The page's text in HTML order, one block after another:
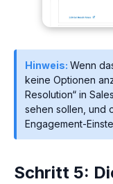
Hinweis: Wenn
keine Optionen
Resolution“ in
sehen sollen, und
Engagement-
Schritt 5: